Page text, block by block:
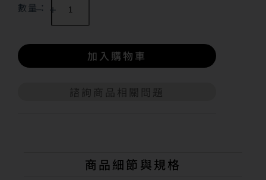
數量：
諮詢商品相關問題
加入購物車
商品細節與規格